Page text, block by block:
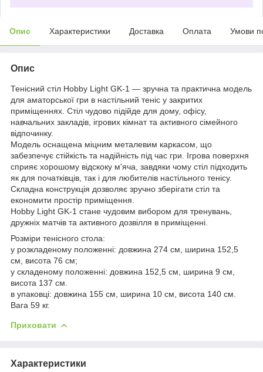
Опис Характеристики Доставка Оплата Умови
Опис
Тенісний стіл Hobby Light GK-1 — зручна та практична модель
для аматорської гри в настільний теніс у закритих
приміщеннях. Стіл чудово підійде для дому, офісу,
навчальних закладів, ігрових кімнат та активного сімейного
відпочинку.
Модель оснащена міцним металевим каркасом, що
забезпечує стійкість та надійність під час гри. Ігрова поверхня
сприяє хорошому відскоку м'яча, завдяки чому стіл підходить
як для початківців, так і для любителів настільного тенісу.
Складна конструкція дозволяє зручно зберігати стіл та
економити простір приміщення.
Hobby Light GK-1 стане чудовим вибором для тренувань,
дружніх матчів та активного дозвілля в приміщенні.
Розміри тенісного стола:
у розкладеному положенні: довжина 274 см, ширина 152,5
см, висота 76 см;
у складеному положенні: довжина 152,5 см, ширина 9 см,
висота 137 см.
в упаковці: довжина 155 см, ширина 10 см, висота 140 см.
Вага 59 кг.
Приховати
Характеристики